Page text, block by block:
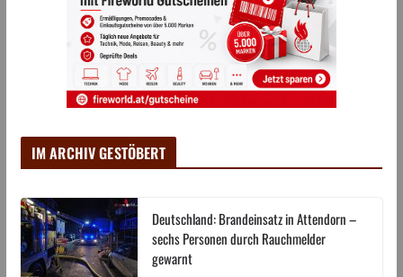
IM ARCHIV GESTÖBERT
Deutschland: Brandeinsatz in Attendorn –
sechs Personen durch Rauchmelder
gewarnt